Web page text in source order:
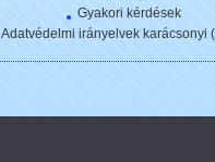
Gyakori kérdések
Adatvédelmi irányelvek karácsonyi